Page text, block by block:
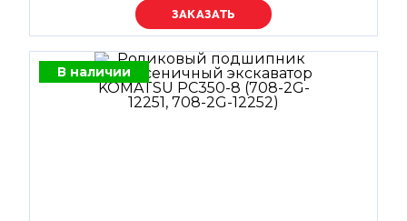
722-12-18240, 723-11-19960, 702-16-58320, 720-1L-
15430, 720-1L-15440, 722-12-18240, 723-11-19960,
07001-01008, 07001-01009, 708-2G-15230, 708-
2G-15310, 708-2G-12220, 708-2G-12230, 708-2G-
05020, 708-2G-12220, 07002-61023, 07002-62434,
07000-A5185, 07000-B2012, 07000-B2014,
07000-B1009, 07000-B3038, 708-2G-15230,
07000-B2050, 07002-63334
Уточняйте цену
В наличии